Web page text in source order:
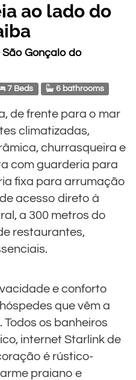
ao lado do
São Gonçalo do
7 Beds 6 bathrooms
de frente para o mar
climatizadas,
churrasqueira e
com guarderia para
fixa para arrumação
acesso direto à
a 300 metros do
restaurantes,
e conforto
que vêm a
Todos os banheiros
internet Starlink de
é rústico-
praiano e